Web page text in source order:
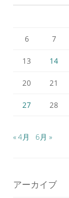
6 7
13 14
20 21
27 28
« 4月 6月 »
アーカイブ